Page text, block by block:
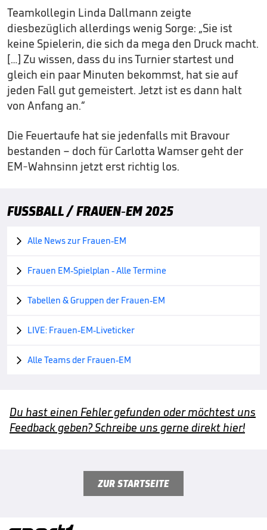
Teamkollegin Linda Dallmann zeigte
diesbezüglich allerdings wenig Sorge: „Sie ist
keine Spielerin, die sich da mega den Druck macht.
[…] Zu wissen, dass du ins Turnier startest und
gleich ein paar Minuten bekommst, hat sie auf
jeden Fall gut gemeistert. Jetzt ist es dann halt
von Anfang an.“
Die Feuertaufe hat sie jedenfalls mit Bravour
bestanden – doch für Carlotta Wamser geht der
EM-Wahnsinn jetzt erst richtig los.
FUSSBALL / FRAUEN-EM 2025
 Alle News zur Frauen-EM
 Frauen EM-Spielplan - Alle Termine
 Tabellen & Gruppen der Frauen-EM
 LIVE: Frauen-EM-Liveticker
 Alle Teams der Frauen-EM
Du hast einen Fehler gefunden oder möchtest uns
Feedback geben? Schreibe uns gerne direkt hier!
ZUR STARTSEITE